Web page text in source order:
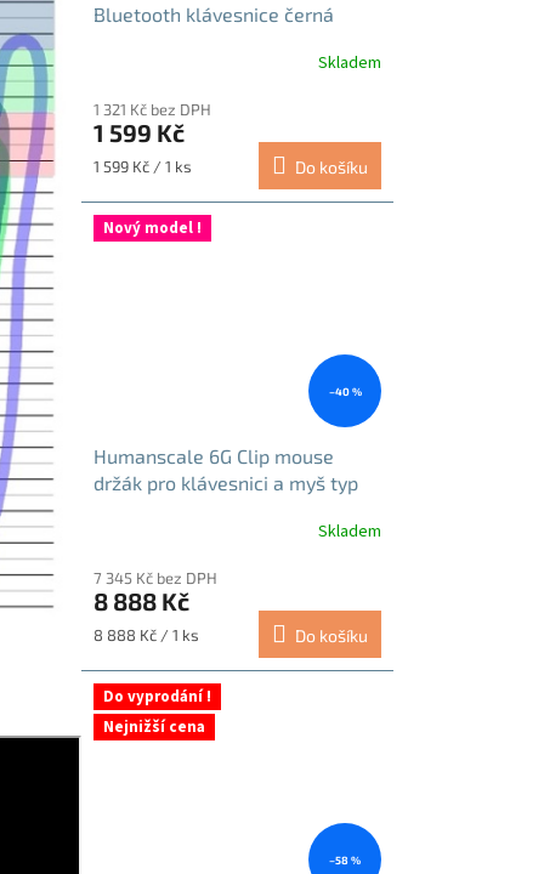
Bluetooth klávesnice černá
Skladem
1 321 Kč bez DPH
1 599 Kč
Měrná
1 599 Kč / 1 ks Do košíku
Nový model !
–40 %
Humanscale 6G Clip mouse
držák pro klávesnici a myš typ
Skladem
7 345 Kč bez DPH
8 888 Kč
Měrná
8 888 Kč / 1 ks Do košíku
Do vyprodání !
Nejnižší cena
–58 %